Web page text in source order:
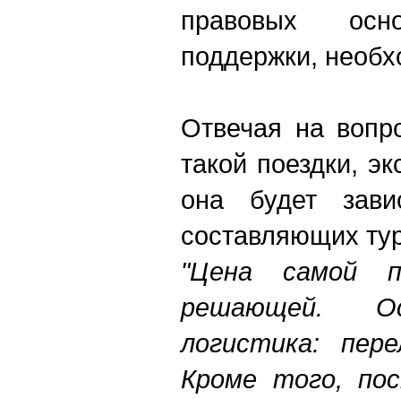
правовых
поддержки,
Отвечая на
такой поездки,
она будет
составляющих
"Цена самой
решающей.
логистика:
Кроме того,